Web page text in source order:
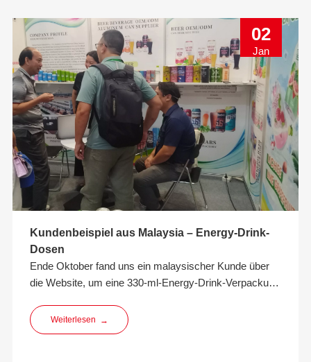
02
Jan
Kundenbeispiel aus Malaysia – Energy-Drink-
Dosen
Ende Oktober fand uns ein malaysischer Kunde über
die Website, um eine 330-ml-Energy-Drink-Verpackung
Kommunikation entschied sich der Kunde nach einem
Vergleich mit vielen anderen Kunden für eine
Weiterlesen →